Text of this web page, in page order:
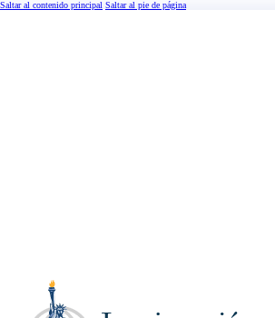
Saltar al contenido principal Saltar al pie de página